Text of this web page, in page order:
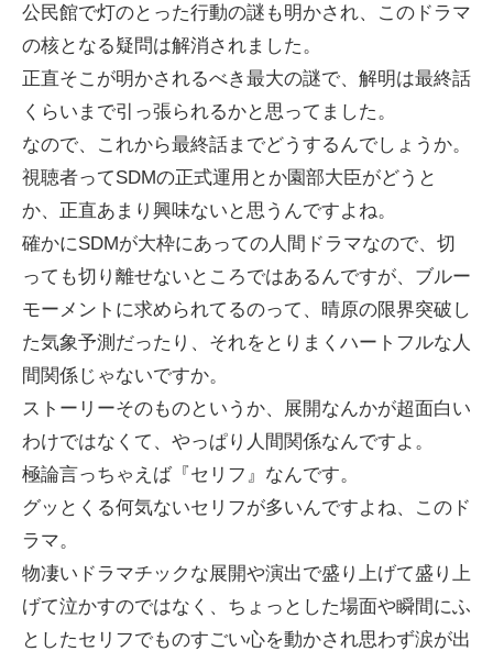
公民館で灯のとった行動の謎も明かされ、このドラマ
の核となる疑問は解消されました。
正直そこが明かされるべき最大の謎で、解明は最終話
くらいまで引っ張られるかと思ってました。
なので、これから最終話までどうするんでしょうか。
視聴者ってSDMの正式運用とか園部大臣がどうと
か、正直あまり興味ないと思うんですよね。
確かにSDMが大枠にあっての人間ドラマなので、切
っても切り離せないところではあるんですが、ブルー
モーメントに求められてるのって、晴原の限界突破し
た気象予測だったり、それをとりまくハートフルな人
間関係じゃないですか。
ストーリーそのものというか、展開なんかが超面白い
わけではなくて、やっぱり人間関係なんですよ。
極論言っちゃえば『セリフ』なんです。
グッとくる何気ないセリフが多いんですよね、このド
ラマ。
物凄いドラマチックな展開や演出で盛り上げて盛り上
げて泣かすのではなく、ちょっとした場面や瞬間にふ
としたセリフでものすごい心を動かされ思わず涙が出